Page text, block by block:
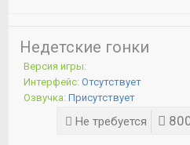
Недетские гонки
Версия игры:
Интерфейс: Отсутствует
Озвучка: Присутствует
Не требуется